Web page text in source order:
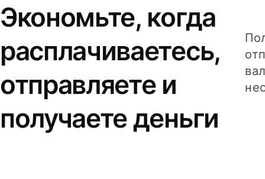
Экономьте, когда
расплачиваетесь,
отправляете и
получаете деньги